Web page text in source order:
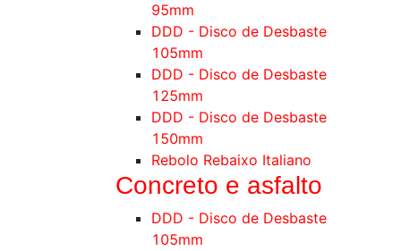
95mm
DDD - Disco de Desbaste
105mm
DDD - Disco de Desbaste
125mm
DDD - Disco de Desbaste
150mm
Rebolo Rebaixo Italiano
Concreto e asfalto
DDD - Disco de Desbaste
105mm